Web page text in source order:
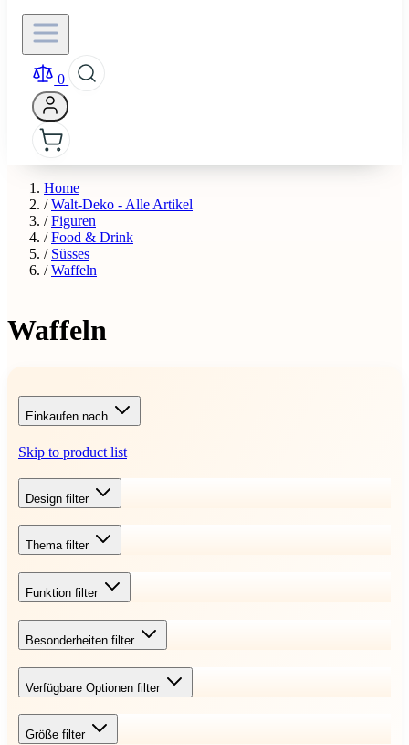
0
Home
/ Walt-Deko - Alle Artikel
/ Figuren
/ Food & Drink
/ Süsses
/ Waffeln
Waffeln
Einkaufen nach
Skip to product list
Design filter
Thema filter
Funktion filter
Besonderheiten filter
Verfügbare Optionen filter
Größe filter